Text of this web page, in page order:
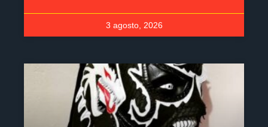
3 agosto, 2026